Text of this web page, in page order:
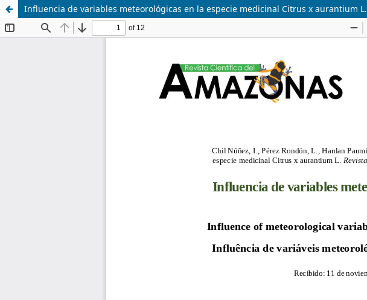
Influencia de variables meteorológicas en la especie medicinal Citrus x aurantium L.